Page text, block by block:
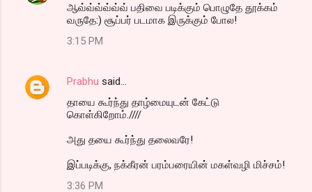
ஆவ்வ்வ்வ்வ்வ் பதிவை படிக்கும் பொழுதே தூக்கம்
வருதே:) சூப்பர் படமாக இருக்கும் போல!
3:15 PM
Prabhu said…
தாயை கூர்ந்து தாழ்மையுடன் கேட்டு
கொள்கிறோம்.////
அது தயை கூர்ந்து தலைவரே!
இப்படிக்கு, நக்கீரன் பரம்பரையின் மகள்வழி மிச்சம்!
3:36 PM